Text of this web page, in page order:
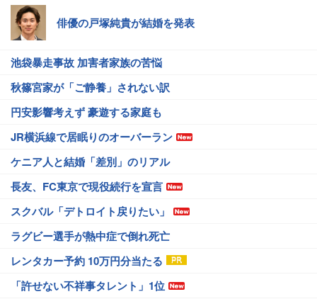
俳優の戸塚純貴が結婚を発表
池袋暴走事故 加害者家族の苦悩
秋篠宮家が「ご静養」されない訳
円安影響考えず 豪遊する家庭も
JR横浜線で居眠りのオーバーラン
ケニア人と結婚「差別」のリアル
長友、FC東京で現役続行を宣言
スクバル「デトロイト戻りたい」
ラグビー選手が熱中症で倒れ死亡
レンタカー予約 10万円分当たる
「許せない不祥事タレント」1位